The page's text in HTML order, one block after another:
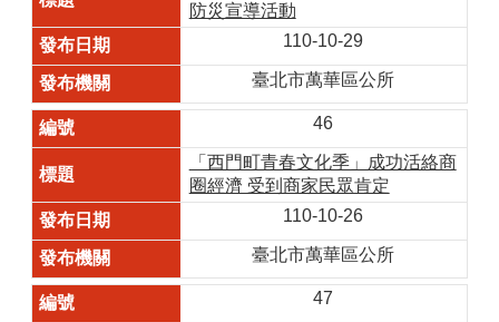
防災宣導活動
110-10-29
臺北市萬華區公所
46
「西門町青春文化季」成功活絡商
圈經濟 受到商家民眾肯定
110-10-26
臺北市萬華區公所
47